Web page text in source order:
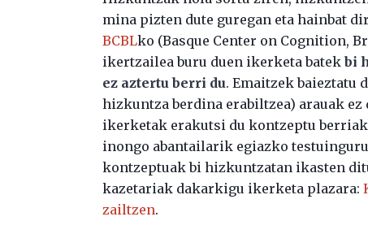
mina pizten dute guregan eta hainbat
BCBLko (Basque Center on Cognition,
ikertzailea buru duen ikerketa batekbi
ez aztertu berri du. Emaitzek baieztatu
hizkuntza berdina erabiltzea) arauak
ikerketak erakutsi du kontzeptu
inongo abantailarik egiazko
kontzeptuak bi hizkuntzatan ikasten
kazetariak dakarkigu ikerketa plazara:
zailtzen.